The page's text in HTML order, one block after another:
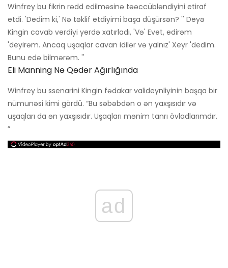
Winfrey bu fikrin rədd edilməsinə təəccübləndiyini etiraf
etdi. 'Dedim ki,' Nə təklif etdiyimi başa düşürsən? '' Deyə
Kingin cavab verdiyi yerdə xatırladı, 'Və' Evet, edirəm
'deyirəm. Ancaq uşaqlar cavan idilər və yalnız' Xeyr 'dedim.
Bunu edə bilmərəm. ''
Eli Manning Nə Qədər Ağırlığında
Winfrey bu ssenarini Kingin fədakar valideynliyinin başqa bir
nümunəsi kimi gördü. “Bu səbəbdən o ən yaxşısıdır və
uşaqları da ən yaxşısıdır. Uşaqları mənim tanrı övladlarımdır.
”
ad